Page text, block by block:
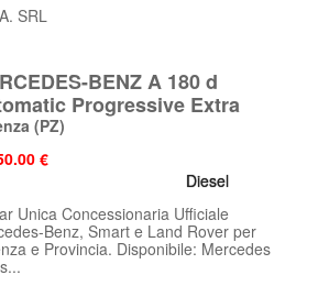
SRL
BENZ A 180 d
Progressive Extra
(PZ)
€
Diesel
Unica Concessionaria Ufficiale
Benz, Smart e Land Rover per
e Provincia. Disponibile: Mercedes